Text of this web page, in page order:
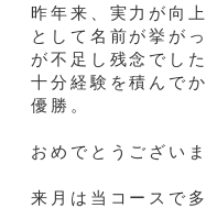
昨年来、実力が向
として名前が挙が
が不足し残念でし
十分経験を積んで
優勝。
おめでとうございま
来月は当コースで